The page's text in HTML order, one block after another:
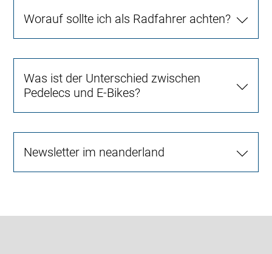
Worauf sollte ich als Radfahrer achten?
Was ist der Unterschied zwischen
Pedelecs und E-Bikes?
Newsletter im neanderland